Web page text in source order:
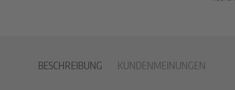
BESCHREIBUNG KUNDENMEINUNGEN